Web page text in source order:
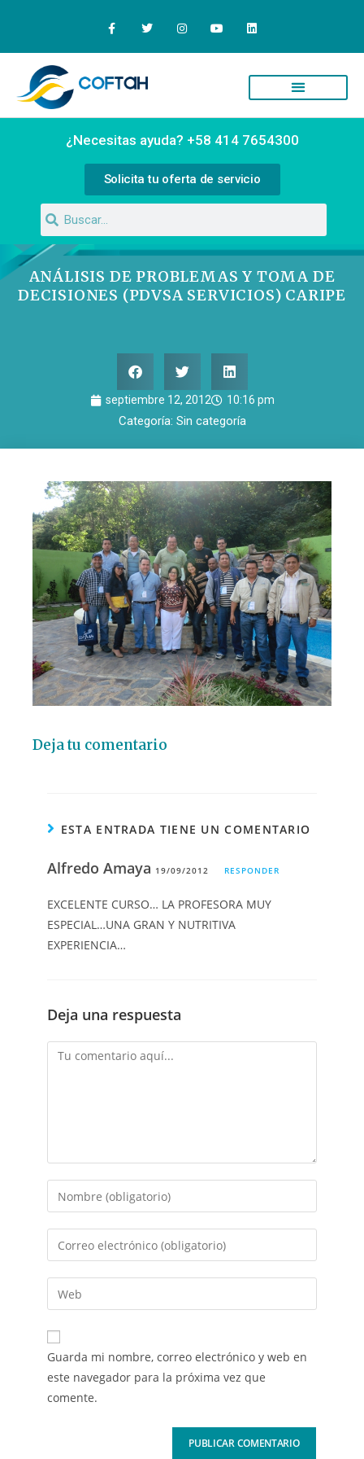
¿Necesitas ayuda? +58 414 7654300
Solicita tu oferta de servicio
ANÁLISIS DE PROBLEMAS Y TOMA DE
DECISIONES (PDVSA SERVICIOS) CARIPE
septiembre 12, 2012 10:16 pm
Categoría: Sin categoría
Deja tu comentario
ESTA ENTRADA TIENE UN COMENTARIO
Alfredo Amaya 19/09/2012 RESPONDER
EXCELENTE CURSO… LA PROFESORA MUY
ESPECIAL…UNA GRAN Y NUTRITIVA
EXPERIENCIA…
Deja una respuesta
Guarda mi nombre, correo electrónico y web en
este navegador para la próxima vez que
comente.